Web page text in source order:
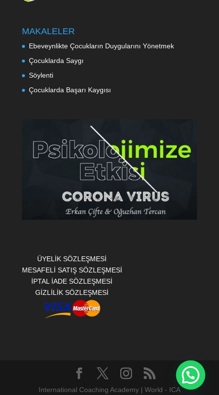
MAKALELER
Ebeveynlikte Çocukların Duygularını Yönetmek
Çocuklarda Saygı
Söylenti
Çocuklarda Başarı Kaygısı
ÜYELİK SÖZLEŞMESİ
MESAFELİ SATIŞ SÖZLEŞMESİ
İPTAL İADE SÖZLEŞMESİ
GİZLİLİK SÖZLEŞMESİ
International Coaching Academy | World - ICA